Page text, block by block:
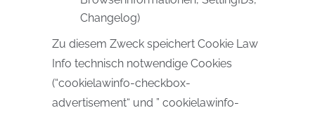
Changelog)
Zu diesem Zweck speichert Cookie Law
Info technisch notwendige Cookies
(“cookielawinfo-checkbox-
advertisement“ und ” cookielawinfo-